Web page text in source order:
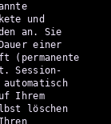
und
an. Sie
einer
(permanente
Session-
automatisch
Ihrem
löschen